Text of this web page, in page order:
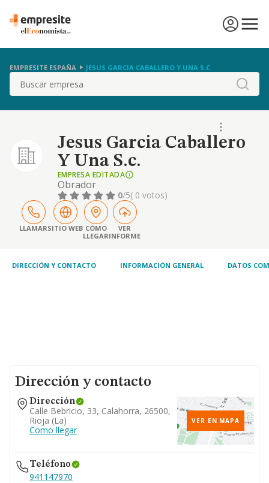
EMPRESITE ESPAÑA JESUS GARCIA CABALLERO Y UNA S.C.
Buscar
Jesus Garcia Caballero
Y Una S.c.
EMPRESA EDITADA
Obrador
0/5( 0 votos)
LLAMARSITIO WEB CÓMO
LLEGAR
VER
INFORME
DIRECCIÓN Y CONTACTO INFORMACIÓN GENERAL DATOS
Dirección y contacto
Dirección
Calle Bebricio, 33, Calahorra, 26500,
Rioja (la)
Como llegar
VER EN MAPA
Teléfono
941147970